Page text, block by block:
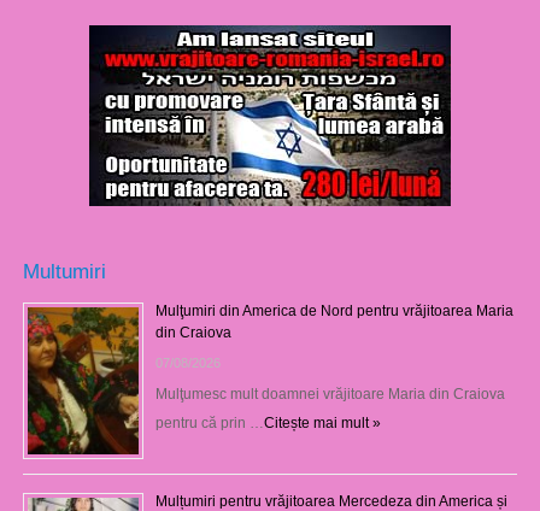
Multumiri
Mulţumiri din America de Nord pentru vrăjitoarea Maria
din Craiova
07/08/2026
Mulţumesc mult doamnei vrăjitoare Maria din Craiova
pentru că prin … Citește mai mult »
Mulțumiri pentru vrăjitoarea Mercedeza din America și